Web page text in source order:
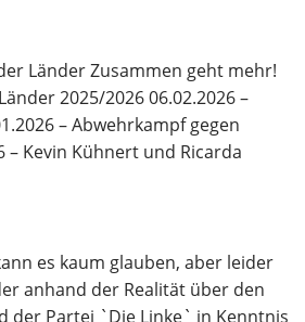
Länder Zusammen geht mehr!
2025/2026 06.02.2026 –
– Abwehrkampf gegen
– Kevin Kühnert und Ricarda
es kaum glauben, aber leider
anhand der Realität über den
der Partei `Die Linke` in Kenntnis